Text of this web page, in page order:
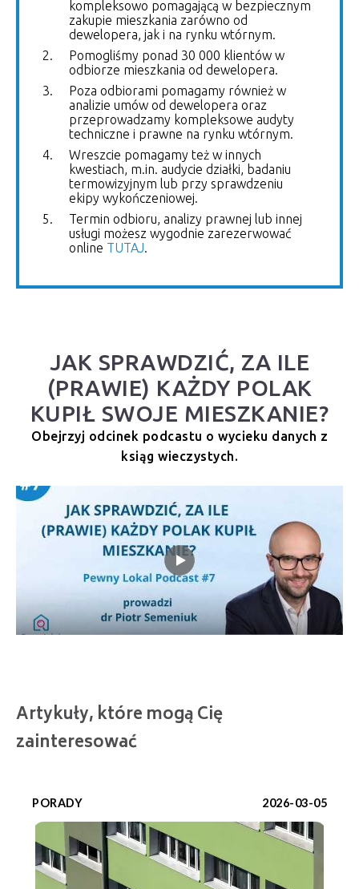
kompleksowo pomagającą w bezpiecznym
zakupie mieszkania zarówno od
dewelopera, jak i na rynku wtórnym.
Pomogliśmy ponad 30 000 klientów w
odbiorze mieszkania od dewelopera.
Poza odbiorami pomagamy również w
analizie umów od dewelopera oraz
przeprowadzamy kompleksowe audyty
techniczne i prawne na rynku wtórnym.
Wreszcie pomagamy też w innych
kwestiach, m.in. audycie działki, badaniu
termowizyjnym lub przy sprawdzeniu
ekipy wykończeniowej.
Termin odbioru, analizy prawnej lub innej
usługi możesz wygodnie zarezerwować
online TUTAJ.
JAK SPRAWDZIĆ, ZA ILE
(PRAWIE) KAŻDY POLAK
KUPIŁ SWOJE MIESZKANIE?
Obejrzyj odcinek podcastu o wycieku danych z
ksiąg wieczystych.
Artykuły, które mogą Cię
zainteresować
PORADY 2026-03-05